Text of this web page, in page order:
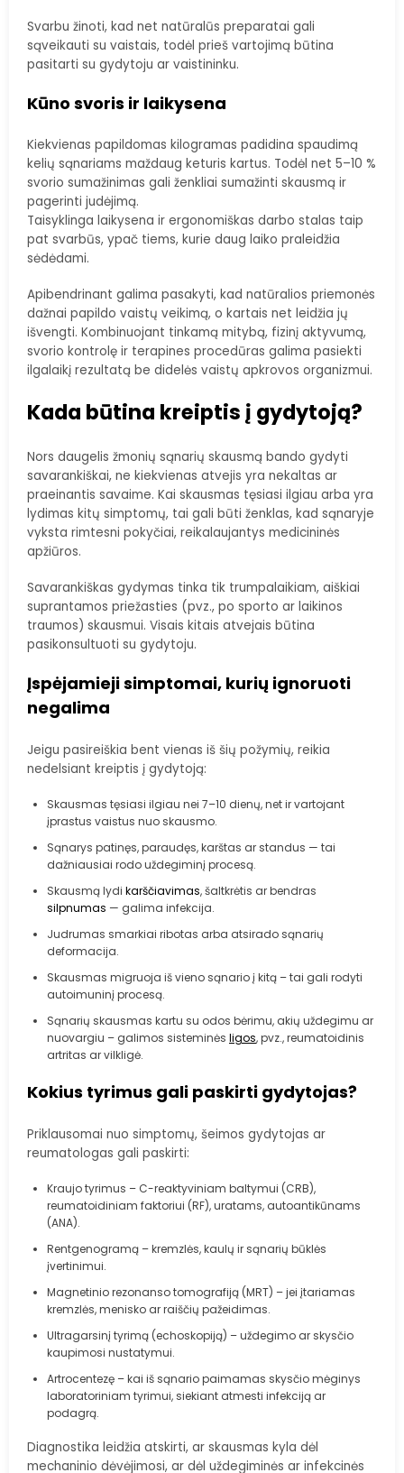
Svarbu žinoti, kad net natūralūs preparatai gali
sąveikauti su vaistais, todėl prieš vartojimą būtina
pasitarti su gydytoju ar vaistininku.
Kūno svoris ir laikysena
Kiekvienas papildomas kilogramas padidina spaudimą
kelių sąnariams maždaug keturis kartus. Todėl net 5–10 %
svorio sumažinimas gali ženkliai sumažinti skausmą ir
pagerinti judėjimą.
Taisyklinga laikysena ir ergonomiškas darbo stalas taip
pat svarbūs, ypač tiems, kurie daug laiko praleidžia
sėdėdami.
Apibendrinant galima pasakyti, kad natūralios priemonės
dažnai papildo vaistų veikimą, o kartais net leidžia jų
išvengti. Kombinuojant tinkamą mitybą, fizinį aktyvumą,
svorio kontrolę ir terapines procedūras galima pasiekti
ilgalaikį rezultatą be didelės vaistų apkrovos organizmui.
Kada būtina kreiptis į gydytoją?
Nors daugelis žmonių sąnarių skausmą bando gydyti
savarankiškai, ne kiekvienas atvejis yra nekaltas ar
praeinantis savaime. Kai skausmas tęsiasi ilgiau arba yra
lydimas kitų simptomų, tai gali būti ženklas, kad sąnaryje
vyksta rimtesni pokyčiai, reikalaujantys medicininės
apžiūros.
Savarankiškas gydymas tinka tik trumpalaikiam, aiškiai
suprantamos priežasties (pvz., po sporto ar laikinos
traumos) skausmui. Visais kitais atvejais būtina
pasikonsultuoti su gydytoju.
Įspėjamieji simptomai, kurių ignoruoti
negalima
Jeigu pasireiškia bent vienas iš šių požymių, reikia
nedelsiant kreiptis į gydytoją:
Skausmas tęsiasi ilgiau nei 7–10 dienų, net ir vartojant
įprastus vaistus nuo skausmo.
Sąnarys patinęs, paraudęs, karštas ar standus — tai
dažniausiai rodo uždegiminį procesą.
Skausmą lydi karščiavimas, šaltkrėtis ar bendras
silpnumas — galima infekcija.
Judrumas smarkiai ribotas arba atsirado sąnarių
deformacija.
Skausmas migruoja iš vieno sąnario į kitą – tai gali rodyti
autoimuninį procesą.
Sąnarių skausmas kartu su odos bėrimu, akių uždegimu ar
nuovargiu – galimos sisteminės ligos, pvz., reumatoidinis
artritas ar vilkligė.
Kokius tyrimus gali paskirti gydytojas?
Priklausomai nuo simptomų, šeimos gydytojas ar
reumatologas gali paskirti:
Kraujo tyrimus – C-reaktyviniam baltymui (CRB),
reumatoidiniam faktoriui (RF), uratams, autoantikūnams
(ANA).
Rentgenogramą – kremzlės, kaulų ir sąnarių būklės
įvertinimui.
Magnetinio rezonanso tomografiją (MRT) – jei įtariamas
kremzlės, menisko ar raiščių pažeidimas.
Ultragarsinį tyrimą (echoskopiją) – uždegimo ar skysčio
kaupimosi nustatymui.
Artrocentezę – kai iš sąnario paimamas skysčio mėginys
laboratoriniam tyrimui, siekiant atmesti infekciją ar
podagrą.
Diagnostika leidžia atskirti, ar skausmas kyla dėl
mechaninio dėvėjimosi, ar dėl uždegiminės ar infekcinės